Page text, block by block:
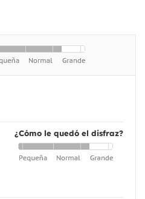
¿Cómo le quedó el disfraz?